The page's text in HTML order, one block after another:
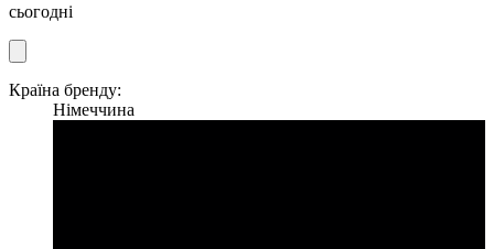
сьогодні
Країна бренду:
Німеччина